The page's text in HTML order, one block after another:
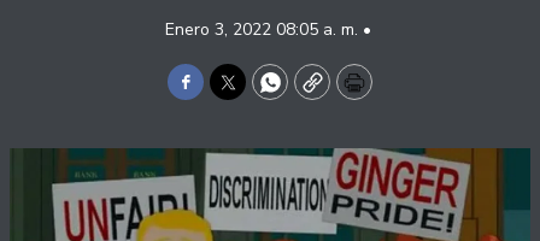
Enero 3, 2022 08:05 a. m. •
Facebook
TwitterWhatsApp
CopyPrint